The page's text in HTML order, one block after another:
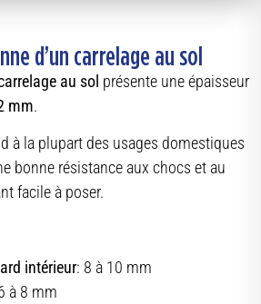
d’un carrelage au sol
au sol présente une épaisseur
mm.
à la plupart des usages domestiques
bonne résistance aux chocs et au
facile à poser.
intérieur: 8 à 10 mm
à 8 mm